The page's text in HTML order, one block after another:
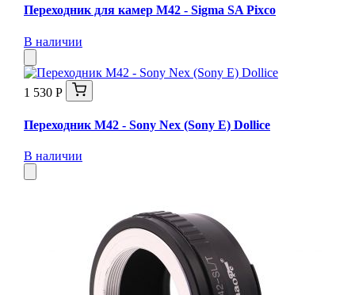
Переходник для камер M42 - Sigma SA Pixco
В наличии
1 530 Р
Переходник М42 - Sony Nex (Sony E) Dollice
В наличии